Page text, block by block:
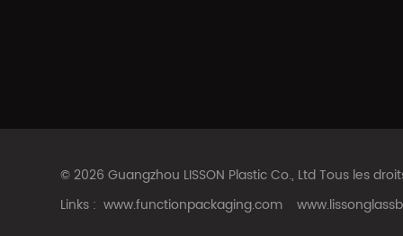
© 2026 Guangzhou LISSON Plastic Co., Ltd Tous les
Links : www.functionpackaging.com